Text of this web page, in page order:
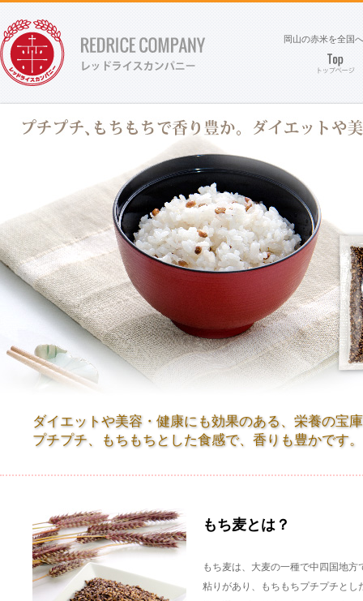
岡山の赤米を全国
ダイエットや美容・健康にも効果のある、栄養の宝
プチプチ、もちもちとした食感で、香りも豊かです。
もち麦とは？
もち麦は、大麦の一種で中四国地
粘りがあり、もちもちプチプチと